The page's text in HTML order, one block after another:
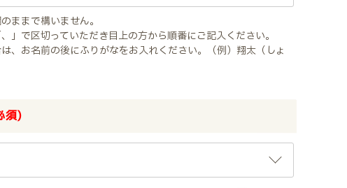
ままで構いません。
」で区切っていただき目上の方から順番にご記入ください。
、お名前の後にふりがなをお入れください。（例）翔太（しょ
須)